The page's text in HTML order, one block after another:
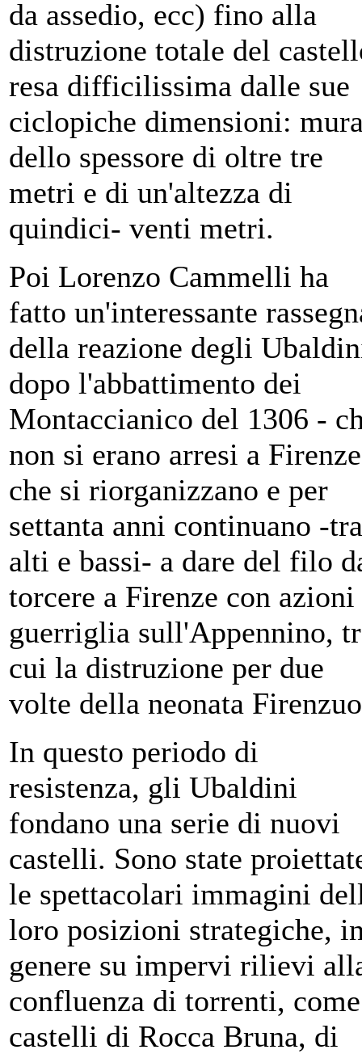
da assedio, ecc) fino alla
distruzione totale del
resa difficilissima dalle sue
ciclopiche dimensioni:
dello spessore di oltre tre
metri e di un'altezza di
quindici- venti metri.
Poi Lorenzo Cammelli ha
fatto un'interessante
della reazione degli
dopo l'abbattimento dei
Montaccianico del 1306 -
non si erano arresi a
che si riorganizzano e per
settanta anni continuano -tra
alti e bassi- a dare del filo
torcere a Firenze con
guerriglia sull'Appennino,
cui la distruzione per due
volte della neonata
In questo periodo di
resistenza, gli Ubaldini
fondano una serie di nuovi
castelli. Sono state
le spettacolari immagini
loro posizioni strategiche,
genere su impervi rilievi
confluenza di torrenti,
castelli di Rocca Bruna, di